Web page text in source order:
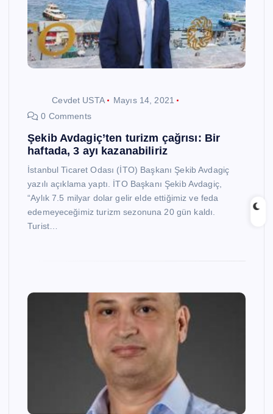
Cevdet USTA
Mayıs 14, 2021
0 Comments
Şekib Avdagiç’ten turizm çağrısı: Bir
haftada, 3 ayı kazanabiliriz
İstanbul Ticaret Odası (İTO) Başkanı Şekib Avdagiç
yazılı açıklama yaptı. İTO Başkanı Şekib Avdagiç,
“Aylık 7.5 milyar dolar gelir elde ettiğimiz ve feda
edemeyeceğimiz turizm sezonuna 20 gün kaldı.
Turist…